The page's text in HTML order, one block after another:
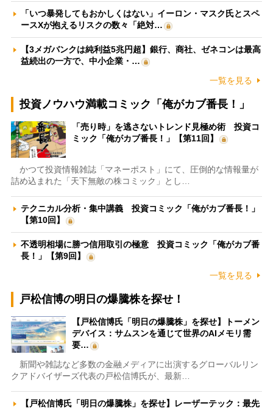
「いつ暴発してもおかしくはない」イーロン・マスク氏とスペ
ースXが抱えるリスクの数々「絶対…
【3メガバンクは純利益5兆円超】銀行、商社、ゼネコンは最高
益続出の一方で、中小企業・…
一覧を見る
投資ノウハウ満載コミック「俺がカブ番長！」
「売り時」を逃さないトレンド見極め術 投資コ
ミック「俺がカブ番長！」【第11回】
かつて投資情報雑誌「マネーポスト」にて、圧倒的な情報量が
詰め込まれた「天下無敵の株コミック」とし…
テクニカル分析・集中講義 投資コミック「俺がカブ番長！」
【第10回】
不透明相場に勝つ信用取引の極意 投資コミック「俺がカブ番
長！」【第9回】
一覧を見る
戸松信博の明日の爆騰株を探せ！
【戸松信博氏「明日の爆騰株」を探せ】トーメン
デバイス：サムスンを通じて世界のAIメモリ需
要…
新聞や雑誌など多数の金融メディアに出演するグローバルリン
クアドバイザーズ代表の戸松信博氏が、最新…
【戸松信博氏「明日の爆騰株」を探せ】レーザーテック：最先